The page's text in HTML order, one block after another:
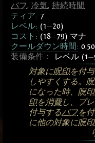
バフ, 冷気, 持続時間
ティア: 7
レベル: (1—20)
コスト: (18—79) マナ
クールダウン時間:
装備条件：
レベル (1—
対象に呪印を付
しやすくする。
になった時、 呪印
印を消費し、プ
付与するバフを付
に他の対象に呪印